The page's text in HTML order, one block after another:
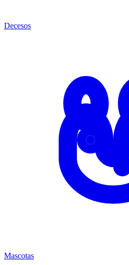
Decesos
Mascotas